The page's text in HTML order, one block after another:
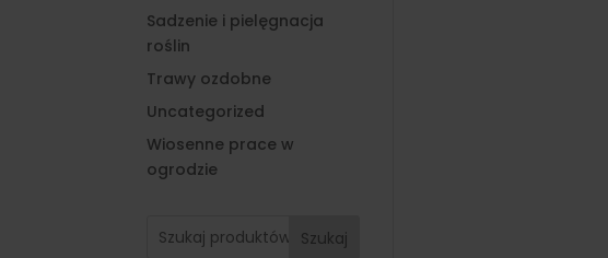
Sadzenie i pielęgnacja
roślin
Trawy ozdobne
Uncategorized
Wiosenne prace w
ogrodzie
Szukaj